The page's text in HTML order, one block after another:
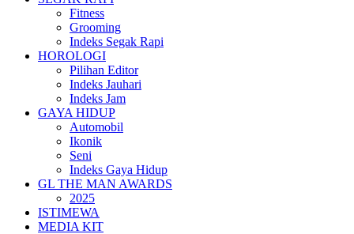
Fitness
Grooming
Indeks Segak Rapi
HOROLOGI
Pilihan Editor
Indeks Jauhari
Indeks Jam
GAYA HIDUP
Automobil
Ikonik
Seni
Indeks Gaya Hidup
GL THE MAN AWARDS
2025
ISTIMEWA
MEDIA KIT